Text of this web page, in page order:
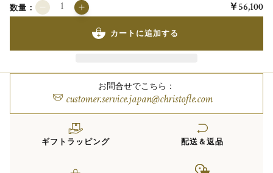
数量： ￥56,100
カートに追加する
お問合せでこちら：
customer.service.japan@christofle.com
ギフトラッピング 配送＆返品